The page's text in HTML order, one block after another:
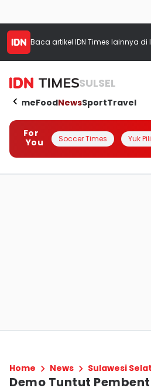
Baca artikel IDN Times lainnya di
SULSEL
HomeFoodNewsSportTravel
For
You
Soccer Times Yuk
Home News Sulawesi
Demo Tuntut